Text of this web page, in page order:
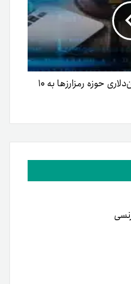
محکومیت کلاه‌بردار ۱۵۳‌میلیون‌دلاری حوزه رمزارزها به ۱۰